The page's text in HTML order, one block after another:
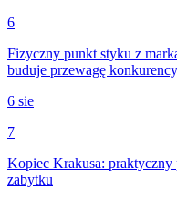
6
Fizyczny punkt styku z
buduje przewagę
6 sie
7
Kopiec Krakusa:
zabytku